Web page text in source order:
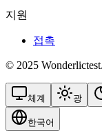
지원
접촉
© 2025
체계 광
한국어